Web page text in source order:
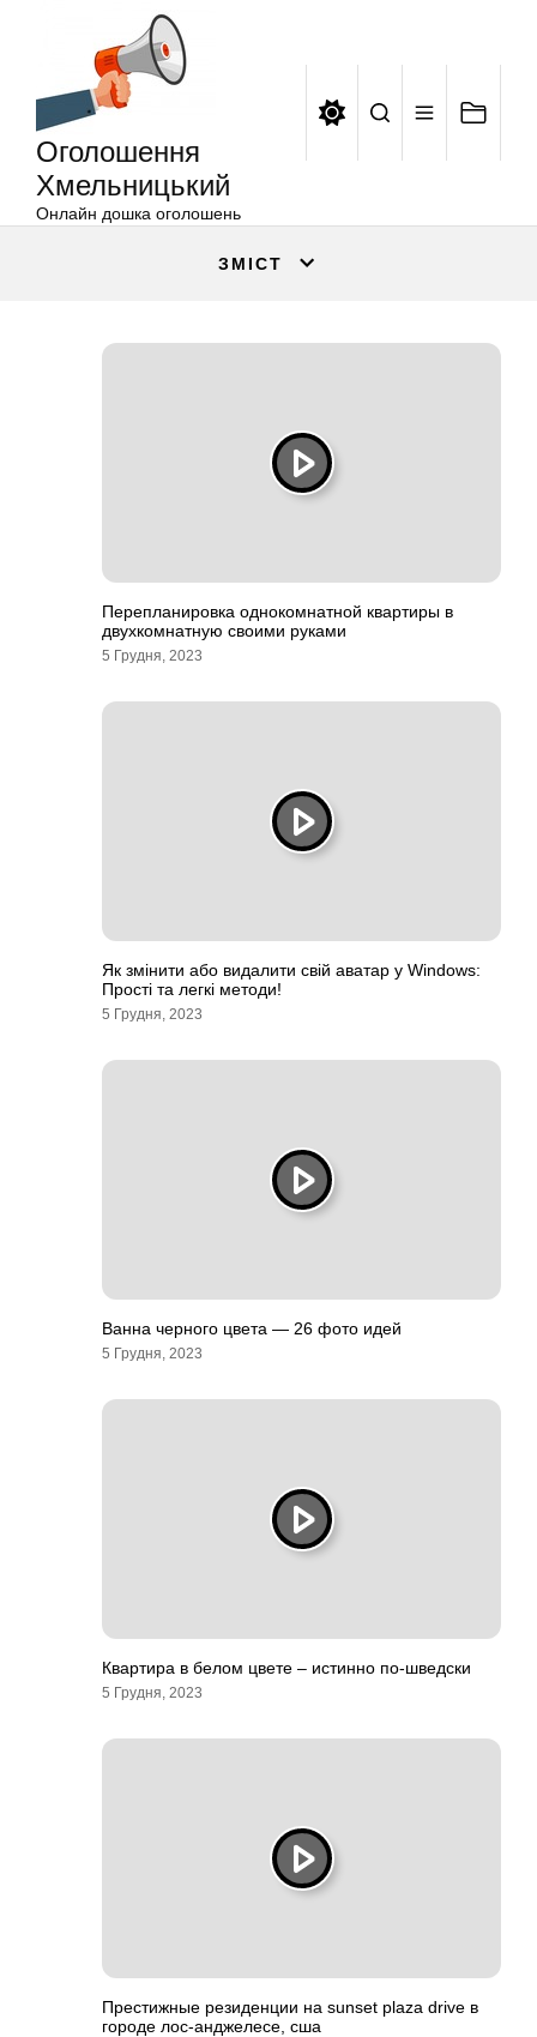
Оголошення
Хмельницький
Онлайн дошка оголошень
ЗМІСТ
Перепланировка однокомнатной квартиры в
двухкомнатную своими руками
5 Грудня, 2023
Як змінити або видалити свій аватар у Windows:
Прості та легкі методи!
5 Грудня, 2023
Ванна черного цвета — 26 фото идей
5 Грудня, 2023
Квартира в белом цвете – истинно по-шведски
5 Грудня, 2023
Престижные резиденции на sunset plaza drive в
городе лос-анджелесе, сша